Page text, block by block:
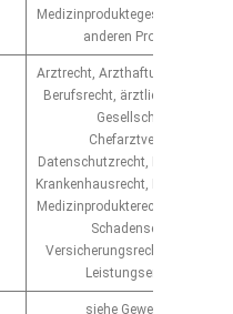
Medizinproduktegesetz,
anderen Produktgruppen
Arztrecht, Arzthaftungsrecht,
Berufsrecht, ärztliches
Gesellschaftsrecht,
Chefarztvertragsrecht,
Datenschutzrecht,
Krankenhausrecht,
Medizinprodukterecht,
Schadensersatzrecht,
Versicherungsrecht,
Leistungserbringerrecht
siehe Gewerbemietrecht